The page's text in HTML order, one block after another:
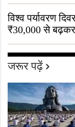
विश्व पर्यावरण
₹30,000 से
जरूर पढ़ें